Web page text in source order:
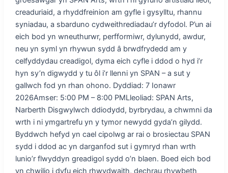
creaduriaid, a rhyddfreinion am gyfle i gysylltu, rhannu
syniadau, a sbarduno cydweithrediadau’r dyfodol. P’un ai
eich bod yn wneuthurwr, perfformiwr, dylunydd, awdur,
neu yn syml yn rhywun sydd â brwdfrydedd am y
celfyddydau creadigol, dyma eich cyfle i ddod o hyd i’r
hyn sy’n digwydd y tu ôl i’r llenni yn SPAN – a sut y
gallwch fod yn rhan ohono. Dyddiad: 7 Ionawr
2026Amser: 5:00 PM – 8:00 PMLleoliad: SPAN Arts,
Narberth Disgwylwch ddiodydd, byrbrydau, a chwmni da
wrth i ni ymgartrefu yn y tymor newydd gyda’n gilydd.
Byddwch hefyd yn cael cipolwg ar rai o brosiectau SPAN
sydd i ddod ac yn darganfod sut i gymryd rhan wrth
lunio’r flwyddyn greadigol sydd o’n blaen. Boed eich bod
yn chwilio i dyfu eich rhwydwaith, dechrau rhywbeth